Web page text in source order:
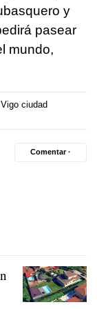
y
pasear
mundo,
Vigo ciudad
Comentar ·